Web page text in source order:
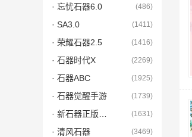
· 忘忧石器6.0 (486)
· SA3.0 (1411)
· 荣耀石器2.5 (1416)
· 石器时代X (2269)
· 石器ABC (1925)
· 石器觉醒手游 (1739)
(1631)
· 清风石器 (3469)